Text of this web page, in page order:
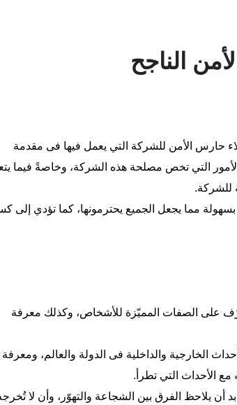
الناجح
حارس الأمن للشركة التي يعمل فيها فى مقدمة
التي تخص مصلحة هذه الشركة، وخاصةً فيما
للشركة.
مما يجعل الجميع يحترمونها، كما تؤدي إلى
على الصفات المميّزة للأشخاص، وكذلك معرفة
الخارجية والداخلية فى الدولة والعالم،
الأحداث التي تطرأ.
أن يلاحظ الفرق بين الشجاعة والتهوّر، وأن لا